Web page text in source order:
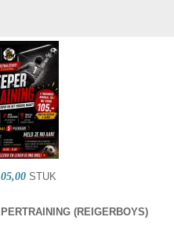
STUK
(REIGERBOYS)